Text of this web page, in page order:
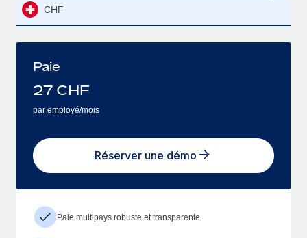
CHF
Paie
27 CHF
par employé/mois
Réserver une démo
Paie multipays robuste et transparente